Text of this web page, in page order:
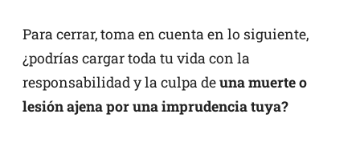
Para cerrar, toma en cuenta en lo siguiente,
¿podrías cargar toda tu vida con la
responsabilidad y la culpa deuna muerte o
lesión ajena por una imprudencia tuya?